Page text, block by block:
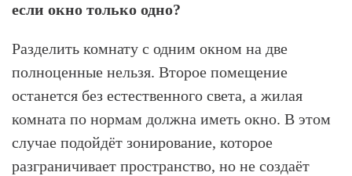
если окно только одно?
Разделить комнату с одним окном на две
полноценные нельзя. Второе помещение
останется без естественного света, а жилая
комната по нормам должна иметь окно. В этом
случае подойдёт зонирование, которое
разграничивает пространство, но не создаёт